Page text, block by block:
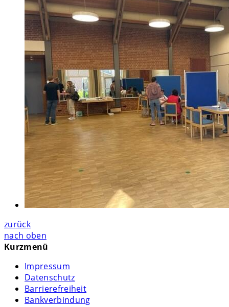
zurück
nach oben
Kurzmenü
Impressum
Datenschutz
Barrierefreiheit
Bankverbindung